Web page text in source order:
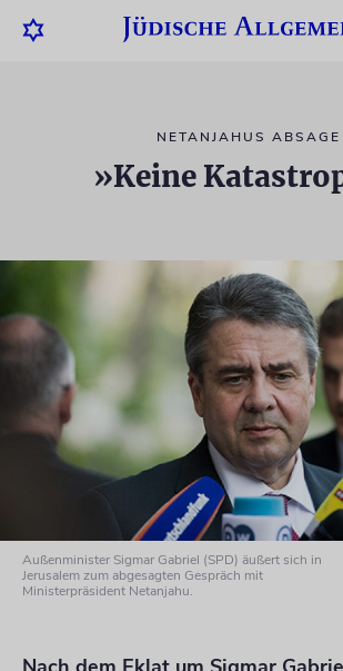
NETANJAHUS ABSAGE
»Keine
Außenminister Sigmar Gabriel (SPD) äußert sich in
Jerusalem zum abgesagten Gespräch mit
Ministerpräsident Netanjahu.